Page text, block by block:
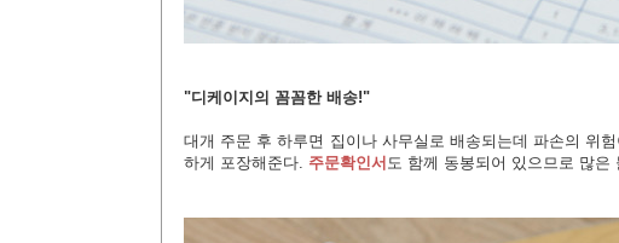
"디케이지의 꼼꼼한 배송!"
대개 주문 후 하루면 집이나 사무실로 배송되는데 파손의 위
하게 포장해준다. 주문확인서 도 함께 동봉되어 있으므로 많은